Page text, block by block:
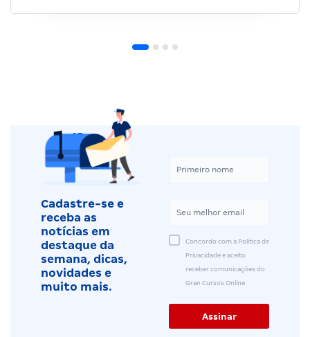
Cadastre-se e
receba as
notícias em
destaque da
semana, dicas,
novidades e
muito mais.
Concordo com a Política de
Privacidade e aceito
receber comunicações do
Gran Cursos Online.